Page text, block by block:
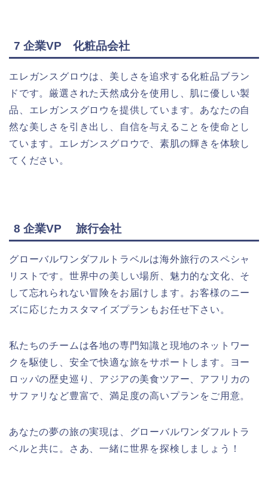
7 企業VP 化粧品会社
エレガンスグロウは、美しさを追求する化粧品ブラン
ドです。厳選された天然成分を使用し、肌に優しい製
品、エレガンスグロウを提供しています。あなたの自
然な美しさを引き出し、自信を与えることを使命とし
ています。エレガンスグロウで、素肌の輝きを体験し
てください。
8 企業VP 旅行会社
グローバルワンダフルトラベルは海外旅行のスペシャ
リストです。世界中の美しい場所、魅力的な文化、そ
して忘れられない冒険をお届けします。お客様のニー
ズに応じたカスタマイズプランもお任せ下さい。
私たちのチームは各地の専門知識と現地のネットワー
クを駆使し、安全で快適な旅をサポートします。ヨー
ロッパの歴史巡り、アジアの美食ツアー、アフリカの
サファリなど豊富で、満足度の高いプランをご用意。
あなたの夢の旅の実現は、グローバルワンダフルトラ
ベルと共に。さあ、一緒に世界を探検しましょう！